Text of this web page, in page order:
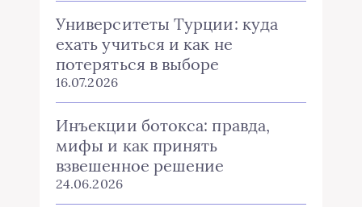
Университеты Турции: куда
ехать учиться и как не
потеряться в выборе
16.07.2026
Инъекции ботокса: правда,
мифы и как принять
взвешенное решение
24.06.2026